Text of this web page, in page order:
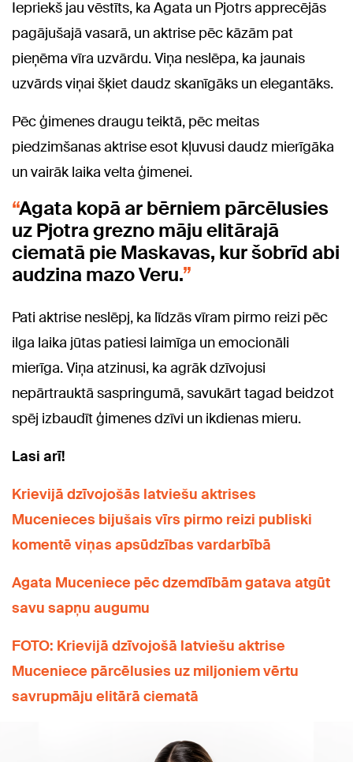
Iepriekš jau vēstīts, ka Agata un Pjotrs apprecējās
pagājušajā vasarā, un aktrise pēc kāzām pat
pieņēma vīra uzvārdu. Viņa neslēpa, ka jaunais
uzvārds viņai šķiet daudz skanīgāks un elegantāks.
Pēc ģimenes draugu teiktā, pēc meitas
piedzimšanas aktrise esot kļuvusi daudz mierīgāka
un vairāk laika velta ģimenei.
Agata kopā ar bērniem pārcēlusies
uz Pjotra grezno māju elitārajā
ciematā pie Maskavas, kur šobrīd abi
audzina mazo Veru.
Pati aktrise neslēpj, ka līdzās vīram pirmo reizi pēc
ilga laika jūtas patiesi laimīga un emocionāli
mierīga. Viņa atzinusi, ka agrāk dzīvojusi
nepārtrauktā saspringumā, savukārt tagad beidzot
spēj izbaudīt ģimenes dzīvi un ikdienas mieru.
Lasi arī!
Krievijā dzīvojošās latviešu aktrises
Mucenieces bijušais vīrs pirmo reizi publiski
komentē viņas apsūdzības vardarbībā
Agata Muceniece pēc dzemdībām gatava atgūt
savu sapņu augumu
FOTO: Krievijā dzīvojošā latviešu aktrise
Muceniece pārcēlusies uz miljoniem vērtu
savrupmāju elitārā ciematā